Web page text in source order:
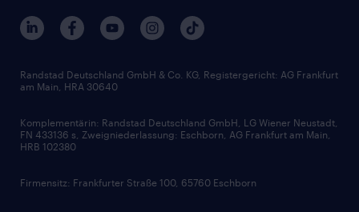
Branchen
Interne Karriere
FAQ - Bewerber / Kunden
Zertifikate und Auszeichnungen
Berufsprofile
Gehaltsthemen
Bewerbungsratgeber
Soft Skills
Skills
Randstad Deutschland GmbH & Co. KG, Registergericht: AG Frankfurt
am Main, HRA 30640
Komplementärin: Randstad Deutschland GmbH, LG Wiener Neustadt,
FN 433136 s, Zweigniederlassung: Eschborn, AG Frankfurt am Main,
HRB 102380
Firmensitz: Frankfurter Straße 100, 65760 Eschborn